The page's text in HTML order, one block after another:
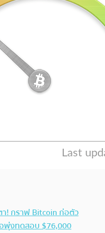
! กราฟ Bitcoin ก่อตัว
พุ่งทดสอบ $76,000